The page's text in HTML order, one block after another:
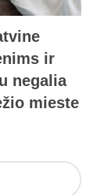
ir
negalia
mieste